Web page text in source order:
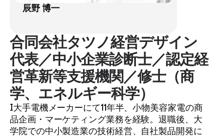
辰野 博一
合同会社タツノ経営デザイン
代表／中小企業診断士／認定経
営革新等支援機関／修士（商
学、エネルギー科学）
I大手電機メーカーにて11年半、小物美容家電の商
品企画・マーケティング業務を経験。退職後、大
学院での中小製造業の技術経営、自社製品開発に